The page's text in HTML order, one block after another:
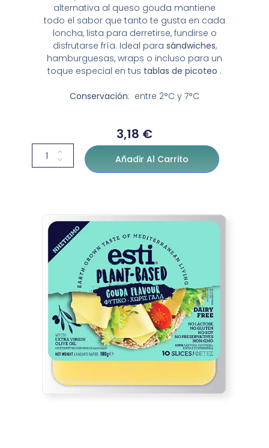
alternativa al queso gouda mantiene
todo el sabor que tanto te gusta en cada
loncha, lista para derretirse, fundirse o
disfrutarse fría. Ideal para sándwiches,
hamburguesas, wraps o incluso para un
toque especial en tus tablas de picoteo .
Conservación: entre 2°C y 7°C
3,18 €
Añadir Al Carrito